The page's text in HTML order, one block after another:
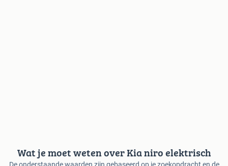
Wat je moet weten over Kia niro elektrisch